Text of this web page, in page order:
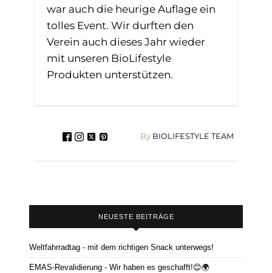
war auch die heurige Auflage ein
tolles Event. Wir durften den
Verein auch dieses Jahr wieder
mit unseren BioLifestyle
Produkten unterstützen.
ByBIOLIFESTYLE TEAM
NEUESTE BEITRÄGE
Weltfahrradtag - mit dem richtigen Snack unterwegs!
EMAS-Revalidierung - Wir haben es geschafft!😊🌍